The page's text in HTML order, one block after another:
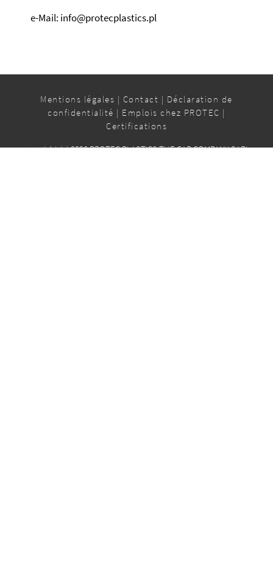
e-Mail: info@protecplastics.pl
Mentions légales | Contact | Déclaration de
confidentialité | Emplois chez PROTEC |
Certifications
copyright (c) 2026 PROTEC PLASTICS THE CAP COMPANY SARL